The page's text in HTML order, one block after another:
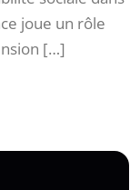
joue un rôle
[…]